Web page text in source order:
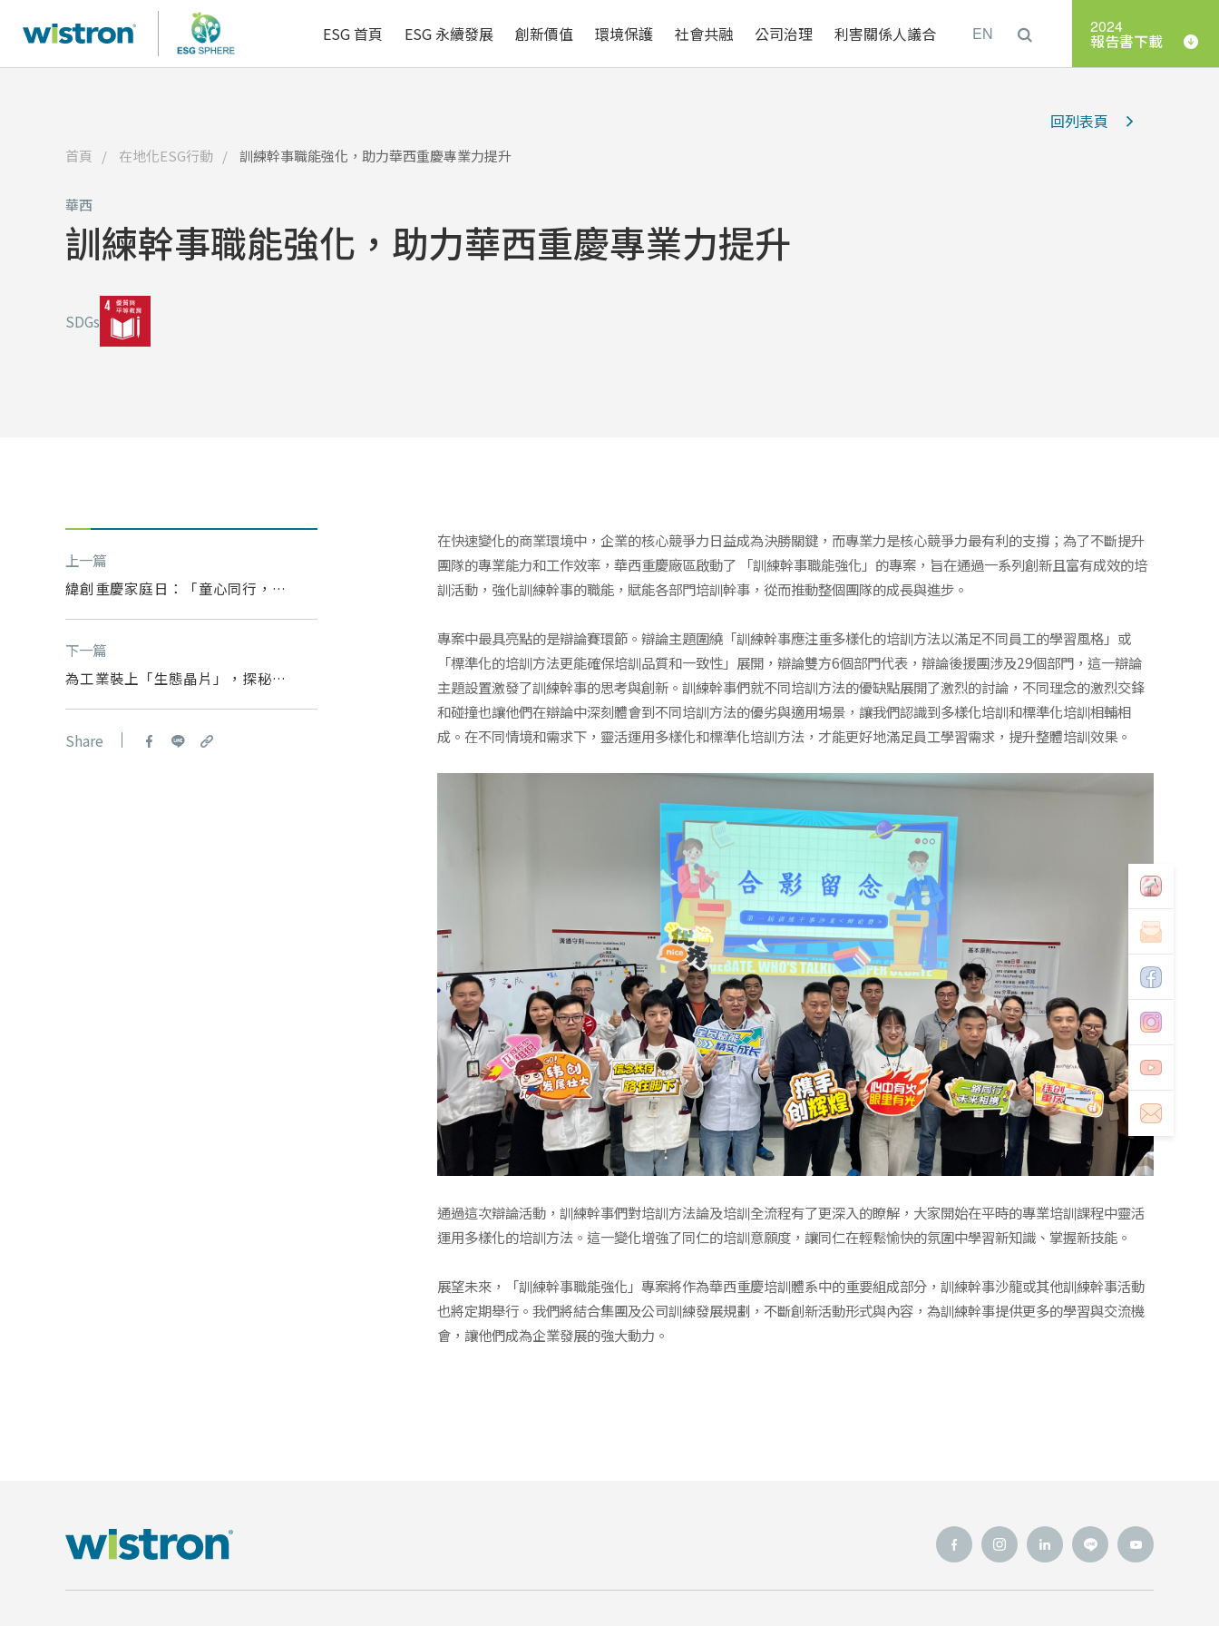
ESG 首頁 ESG 永續發展 創新價值 環境保護 社會共融 公司治理 利害關係人議合 EN 2024
報告書下載
回列表頁
首頁 在地化ESG行動 訓練幹事職能強化，助力華西重慶專業力提升
華西
訓練幹事職能強化，助力華西重慶專業力提升
SDGs
上一篇
緯創重慶家庭日：「童心同行，築
下一篇
為工業裝上「生態晶片」，探秘智
Share
在快速變化的商業環境中，企業的核心競爭力日益成為決勝關鍵，而專業力是核心競爭力最有利的支撐；為了不斷提升
團隊的專業能力和工作效率，華西重慶廠區啟動了 「訓練幹事職能強化」的專案，旨在通過一系列創新且富有成效的培
訓活動，強化訓練幹事的職能，賦能各部門培訓幹事，從而推動整個團隊的成長與進步。
專案中最具亮點的是辯論賽環節。辯論主題圍繞「訓練幹事應注重多樣化的培訓方法以滿足不同員工的學習風格」或
「標準化的培訓方法更能確保培訓品質和一致性」展開，辯論雙方6個部門代表，辯論後援團涉及29個部門，這一辯論
主題設置激發了訓練幹事的思考與創新。訓練幹事們就不同培訓方法的優缺點展開了激烈的討論，不同理念的激烈交鋒
和碰撞也讓他們在辯論中深刻體會到不同培訓方法的優劣與適用場景，讓我們認識到多樣化培訓和標準化培訓相輔相
成。在不同情境和需求下，靈活運用多樣化和標準化培訓方法，才能更好地滿足員工學習需求，提升整體培訓效果。
通過這次辯論活動，訓練幹事們對培訓方法論及培訓全流程有了更深入的瞭解，大家開始在平時的專業培訓課程中靈活
運用多樣化的培訓方法。這一變化增強了同仁的培訓意願度，讓同仁在輕鬆愉快的氛圍中學習新知識、掌握新技能。
展望未來，「訓練幹事職能強化」專案將作為華西重慶培訓體系中的重要組成部分，訓練幹事沙龍或其他訓練幹事活動
也將定期舉行。我們將結合集團及公司訓練發展規劃，不斷創新活動形式與內容，為訓練幹事提供更多的學習與交流機
會，讓他們成為企業發展的強大動力。